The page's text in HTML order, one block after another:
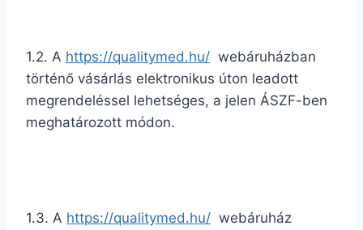
1.2. A https://qualitymed.hu/ webáruházban
történő vásárlás elektronikus úton leadott
megrendeléssel lehetséges, a jelen ÁSZF-ben
meghatározott módon.
1.3. A https://qualitymed.hu/ webáruház